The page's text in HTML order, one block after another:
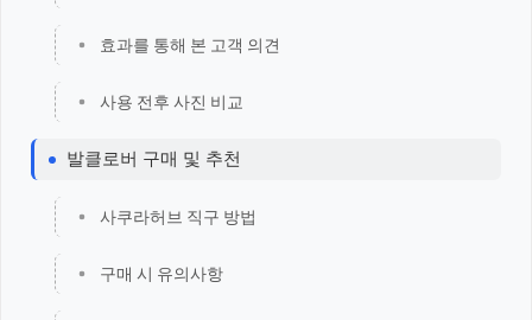
효과를 통해 본 고객 의견
사용 전후 사진 비교
발클로버 구매 및 추천
사쿠라허브 직구 방법
구매 시 유의사항